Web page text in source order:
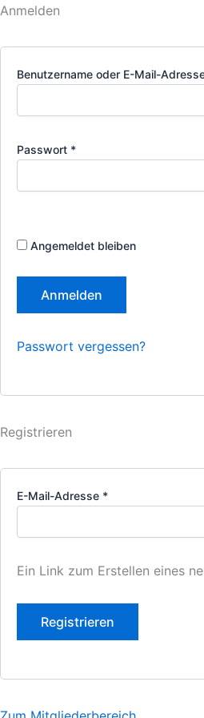
Anmelden
Benutzername oder E-Mail-
Passwort *
Angemeldet bleiben
Anmelden
Passwort vergessen?
Registrieren
E-Mail-Adresse *
Ein Link zum Erstellen eines
Registrieren